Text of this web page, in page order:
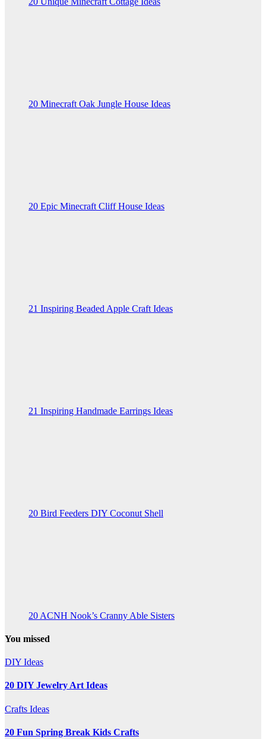
20 Minecraft Oak Jungle House Ideas
20 Epic Minecraft Cliff House Ideas
21 Inspiring Beaded Apple Craft Ideas
21 Inspiring Handmade Earrings Ideas
20 Bird Feeders DIY Coconut Shell
20 ACNH Nook’s Cranny Able Sisters
You missed
DIY Ideas
20 DIY Jewelry Art Ideas
Crafts Ideas
20 Fun Spring Break Kids Crafts